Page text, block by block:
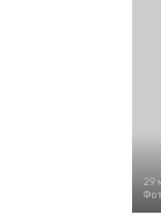
29